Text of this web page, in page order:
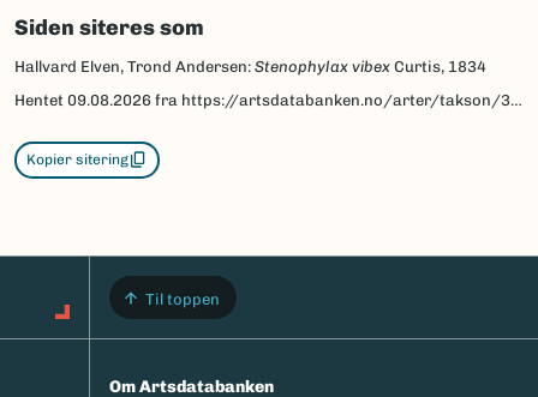
Siden siteres som
Hallvard Elven, Trond Andersen: Stenophylax vibex Curtis, 1834
Hentet 09.08.2026 fra https://artsdatabanken.no/arter/takson/32912/beskrivelse
Kopier sitering
Til toppen
Om Artsdatabanken